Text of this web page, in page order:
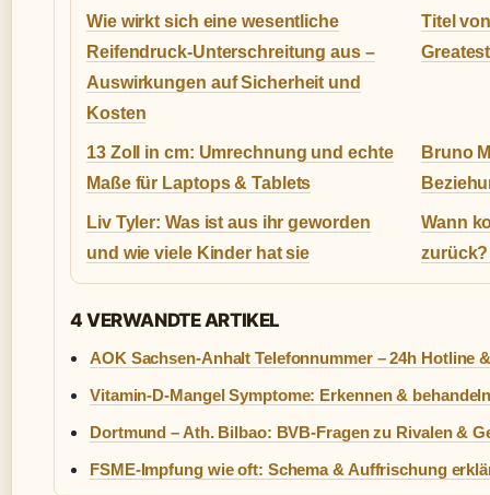
Wie wirkt sich eine wesentliche
Reifendruck-Unterschreitung aus –
Auswirkungen auf Sicherheit und
Kosten
Titel
13 Zoll in cm: Umrechnung und echte
Maße für Laptops & Tablets
Bruno
Liv Tyler: Was ist aus ihr geworden
und wie viele Kinder hat sie
Wann
4 VERWANDTE ARTIKEL
AOK Sachsen-Anhalt Telefonnummer – 24h Hotline
Vitamin-D-Mangel Symptome: Erkennen &
Dortmund – Ath. Bilbao: BVB-Fragen zu Rivalen &
FSME-Impfung wie oft: Schema & Auffrischung